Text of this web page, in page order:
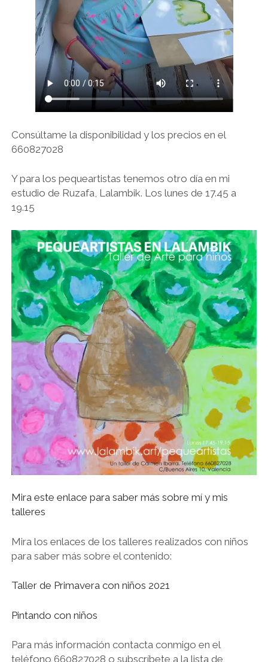
Consúltame la disponibilidad y los precios en el
660827028
Y para los pequeartistas tenemos otro día en mi
estudio de Ruzafa, Lalambik. Los lunes de 17.45 a
19.15
Mira este enlace para saber más sobre mí y mis
talleres
Mira los enlaces de los talleres realizados con niños
para saber más sobre el contenido:
Taller de Primavera con niños 2021
Pintando con niños
Para más información contacta conmigo en el
teléfono 660827028 o subscríbete a la lista de